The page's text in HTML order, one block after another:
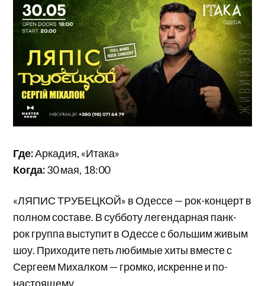
Где:Аркадия, «Итака»
Когда:30 мая, 18:00
«ЛЯПИС ТРУБЕЦКОЙ» в Одессе — рок-концерт в
полном составе. В субботу легендарная панк-
рок группа выступит в Одессе с большим живым
шоу. Приходите петь любимые хиты вместе с
Сергеем Михалком — громко, искренне и по-
настоящему.